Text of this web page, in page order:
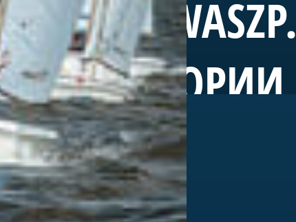
WASZP.
АКВАТОРИИ